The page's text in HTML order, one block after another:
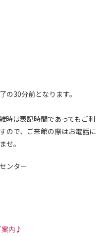
30分前となります。
時は表記時間であってもご利
ので、ご来館の際はお電話に
せ。
ンター
案内♪